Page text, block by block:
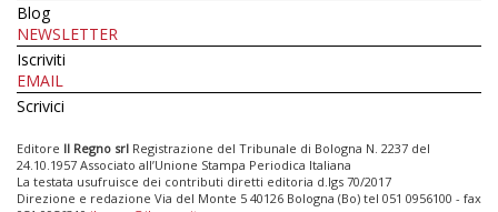
Blog
NEWSLETTER
Iscriviti
EMAIL
Scrivici
Editore Il Regno srl Registrazione del Tribunale di Bologna N. 2237 del
24.10.1957 Associato all’Unione Stampa Periodica Italiana
La testata usufruisce dei contributi diretti editoria d.lgs 70/2017
Direzione e redazione Via del Monte 5 40126 Bologna (Bo) tel 051 0956100 - fax